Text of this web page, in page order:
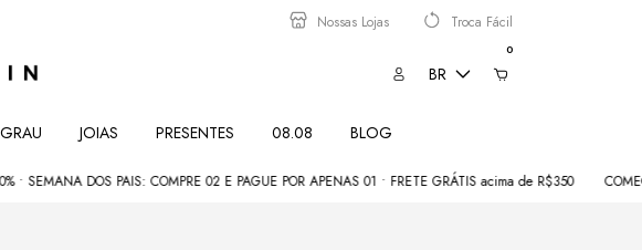
Nossas Lojas Troca Fácil
BR
0
JOIAS PRESENTES 08.08 BLOG
PAIS: COMPRE 02 E PAGUE POR APENAS 01 • FRETE GRÁTIS acima de R$350 COMEÇOU 08.08: